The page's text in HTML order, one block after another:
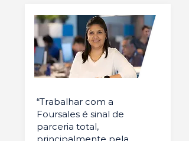
“Trabalhar com a
Foursales é sinal de
parceria total,